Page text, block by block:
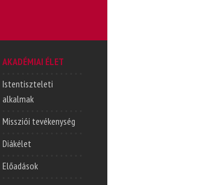
AKADÉMIAI ÉLET
Istentiszteleti
alkalmak
Missziói tevékenység
Diákélet
Előadások